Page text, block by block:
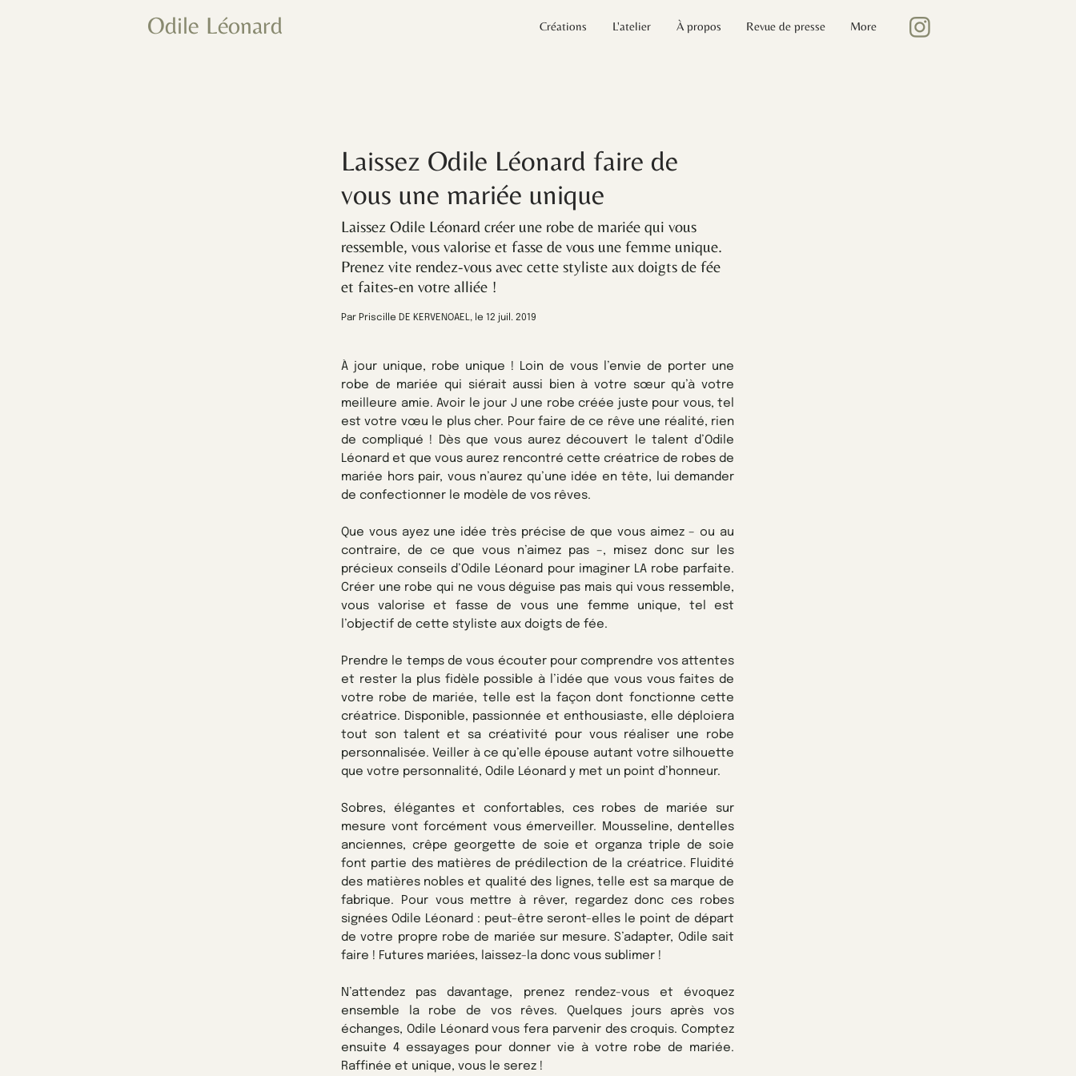
Odile Léonard Créations L'atelier À propos Revue de presse More
Laissez Odile Léonard faire de
vous une mariée unique
Laissez Odile Léonard créer une robe de mariée qui vous
ressemble, vous valorise et fasse de vous une femme unique.
Prenez vite rendez-vous avec cette styliste aux doigts de fée
et faites-en votre alliée !
Par Priscille DE KERVENOAEL, le 12 juil. 2019
À jour unique, robe unique ! Loin de vous l’envie de porter une
robe de mariée qui siérait aussi bien à votre sœur qu’à votre
meilleure amie. Avoir le jour J une robe créée juste pour vous, tel
est votre vœu le plus cher. Pour faire de ce rêve une réalité, rien
de compliqué ! Dès que vous aurez découvert le talent d’Odile
Léonard et que vous aurez rencontré cette créatrice de robes de
mariée hors pair, vous n’aurez qu’une idée en tête, lui demander
de confectionner le modèle de vos rêves.
Que vous ayez une idée très précise de que vous aimez – ou au
contraire, de ce que vous n’aimez pas –, misez donc sur les
précieux conseils d’Odile Léonard pour imaginer LA robe parfaite.
Créer une robe qui ne vous déguise pas mais qui vous ressemble,
vous valorise et fasse de vous une femme unique, tel est
l’objectif de cette styliste aux doigts de fée.
Prendre le temps de vous écouter pour comprendre vos attentes
et rester la plus fidèle possible à l’idée que vous vous faites de
votre robe de mariée, telle est la façon dont fonctionne cette
créatrice. Disponible, passionnée et enthousiaste, elle déploiera
tout son talent et sa créativité pour vous réaliser une robe
personnalisée. Veiller à ce qu’elle épouse autant votre silhouette
que votre personnalité, Odile Léonard y met un point d’honneur.
Sobres, élégantes et confortables, ces robes de mariée sur
mesure vont forcément vous émerveiller. Mousseline, dentelles
anciennes, crêpe georgette de soie et organza triple de soie
font partie des matières de prédilection de la créatrice. Fluidité
des matières nobles et qualité des lignes, telle est sa marque de
fabrique. Pour vous mettre à rêver, regardez donc ces robes
signées Odile Léonard : peut-être seront-elles le point de départ
de votre propre robe de mariée sur mesure. S’adapter, Odile sait
faire ! Futures mariées, laissez-la donc vous sublimer !
N’attendez pas davantage, prenez rendez-vous et évoquez
ensemble la robe de vos rêves. Quelques jours après vos
échanges, Odile Léonard vous fera parvenir des croquis. Comptez
ensuite 4 essayages pour donner vie à votre robe de mariée.
Raffinée et unique, vous le serez !